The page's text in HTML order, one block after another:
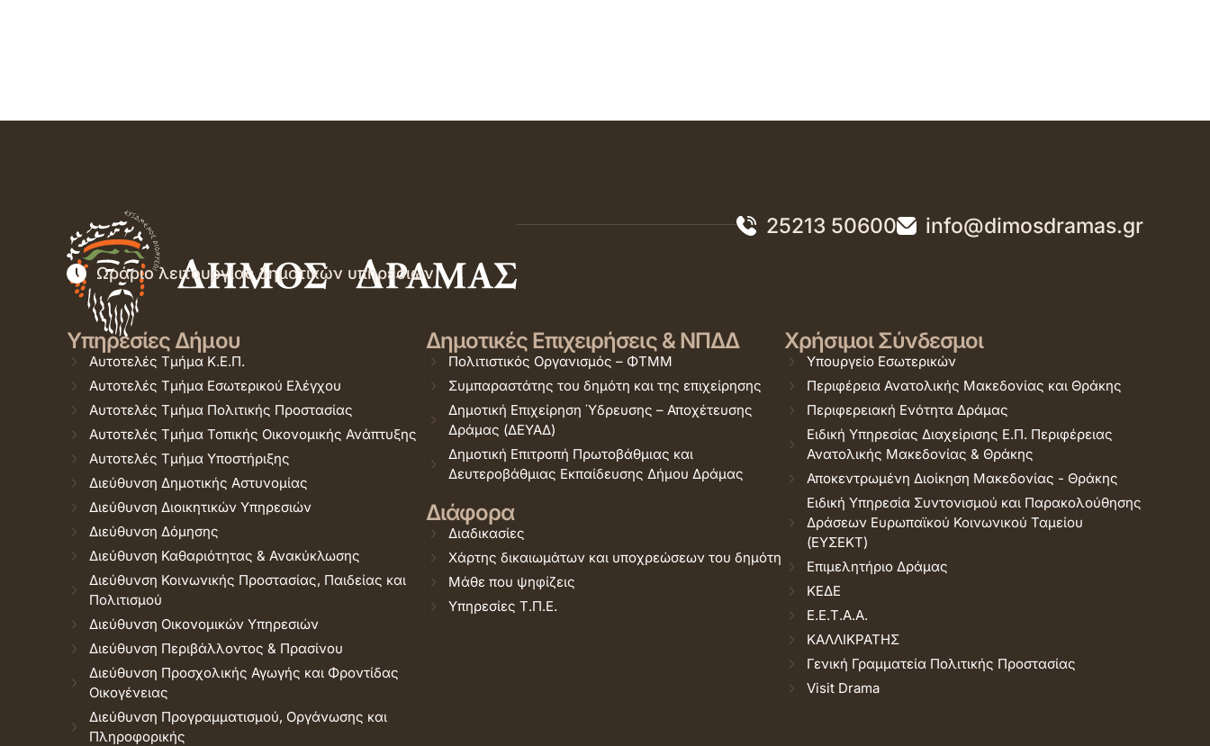
25213 50600 info@dimosdramas.gr
Ωράριο λειτουργίας δημοτικών υπηρεσιών
Υπηρεσίες Δήμου
Αυτοτελές Τμήμα Κ.Ε.Π.
Αυτοτελές Τμήμα Εσωτερικού Ελέγχου
Αυτοτελές Τμήμα Πολιτικής Προστασίας
Αυτοτελές Τμήμα Τοπικής Οικονομικής Ανάπτυξης
Αυτοτελές Τμήμα Υποστήριξης
Διεύθυνση Δημοτικής Αστυνομίας
Διεύθυνση Διοικητικών Υπηρεσιών
Διεύθυνση Δόμησης
Διεύθυνση Καθαριότητας & Ανακύκλωσης
Διεύθυνση Κοινωνικής Προστασίας, Παιδείας και
Πολιτισμού
Διεύθυνση Οικονομικών Υπηρεσιών
Διεύθυνση Περιβάλλοντος & Πρασίνου
Διεύθυνση Προσχολικής Αγωγής και Φροντίδας
Οικογένειας
Διεύθυνση Προγραμματισμού, Οργάνωσης και
Πληροφορικής
Δημοτικές Επιχειρήσεις & ΝΠΔΔ
Πολιτιστικός Οργανισμός – ΦΤΜΜ
Συμπαραστάτης του δημότη και της επιχείρησης
Δημοτική Επιχείρηση Ύδρευσης – Αποχέτευσης
Δράμας (ΔΕΥΑΔ)
Δημοτική Επιτροπή Πρωτοβάθμιας και
Δευτεροβάθμιας Εκπαίδευσης Δήμου Δράμας
Διάφορα
Διαδικασίες
Χάρτης δικαιωμάτων και υποχρεώσεων του δημότη
Μάθε που ψηφίζεις
Υπηρεσίες Τ.Π.Ε.
Χρήσιμοι Σύνδεσμοι
Υπουργείο Εσωτερικών
Περιφέρεια Ανατολικής Μακεδονίας και Θράκης
Περιφερειακή Ενότητα Δράμας
Ειδική Υπηρεσίας Διαχείρισης Ε.Π. Περιφέρειας
Ανατολικής Μακεδονίας & Θράκης
Αποκεντρωμένη Διοίκηση Μακεδονίας - Θράκης
Ειδική Υπηρεσία Συντονισμού και Παρακολούθησης
Δράσεων Ευρωπαϊκού Κοινωνικού Ταμείου
(ΕΥΣΕΚΤ)
Επιμελητήριο Δράμας
ΚΕΔΕ
Ε.Ε.Τ.Α.Α.
ΚΑΛΛΙΚΡΑΤΗΣ
Γενική Γραμματεία Πολιτικής Προστασίας
Visit Drama